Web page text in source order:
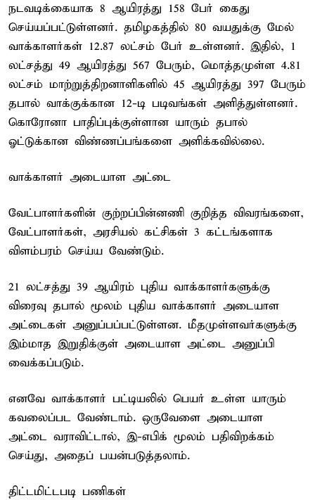
நடவடிக்கையாக 8 ஆயிரத்து 158 பேர் கைது
செய்யப்பட்டுள்ளனர். தமிழகத்தில் 80 வயதுக்கு மேல்
வாக்காளர்கள் 12.87 லட்சம் பேர் உள்ளனர். இதில், 1
லட்சத்து 49 ஆயிரத்து 567 பேரும், மொத்தமுள்ள 4.81
லட்சம் மாற்றுத்திறனாளிகளில் 45 ஆயிரத்து 397 பேரும்
தபால் வாக்குக்கான 12-டி படிவங்கள் அளித்துள்ளனர்.
கொரோனா பாதிப்புக்குள்ளான யாரும் தபால்
ஓட்டுக்கான விண்ணப்பங்களை அளிக்கவில்லை.
வாக்காளர் அடையாள அட்டை
வேட்பாளர்களின் குற்றப்பின்னணி குறித்த விவரங்களை,
வேட்பாளர்கள், அரசியல் கட்சிகள் 3 கட்டங்களாக
விளம்பரம் செய்ய வேண்டும்.
21 லட்சத்து 39 ஆயிரம் புதிய வாக்காளர்களுக்கு
விரைவு தபால் மூலம் புதிய வாக்காளர் அடையாள
அட்டைகள் அனுப்பப்பட்டுள்ளன. மீதமுள்ளவர்களுக்கு
இம்மாத இறுதிக்குள் அடையாள அட்டை அனுப்பி
வைக்கப்படும்.
எனவே வாக்காளர் பட்டியலில் பெயர் உள்ள யாரும்
கவலைப்பட வேண்டாம். ஒருவேளை அடையாள
அட்டை வராவிட்டால், இ-எபிக் மூலம் பதிவிறக்கம்
செய்து, அதைப் பயன்படுத்தலாம்.
திட்டமிட்டபடி பணிகள்